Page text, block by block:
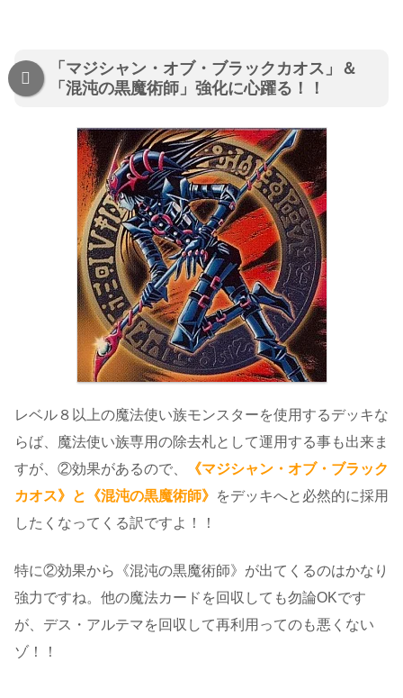
「マジシャン・オブ・ブラックカオス」＆
「混沌の黒魔術師」強化に心躍る！！
レベル８以上の魔法使い族モンスターを使用するデッキな
らば、魔法使い族専用の除去札として運用する事も出来ま
すが、②効果があるので、
《マジシャン・オブ・ブラック
カオス》と《混沌の黒魔術師》 をデッキへと必然的に採用
したくなってくる訳ですよ！！
特に②効果から《混沌の黒魔術師》が出てくるのはかなり
強力ですね。他の魔法カードを回収しても勿論OKです
が、デス・アルテマを回収して再利用ってのも悪くない
ゾ！！